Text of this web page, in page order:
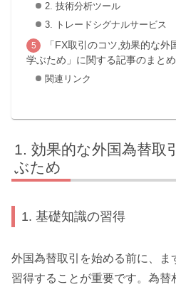
2. 技術分析ツール
3. トレードシグナルサービス
「FX取引のコツ,効果的な
学ぶため」に関する記事のまとめ
関連リンク
効果的な外国為替取
ぶため
1. 基礎知識の習得
外国為替取引を始める前に、ま
習得することが重要です。為替